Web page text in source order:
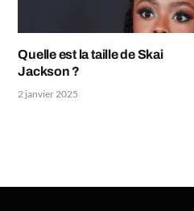
Quelle est la taille de Skai
Jackson ?
2 janvier 2025